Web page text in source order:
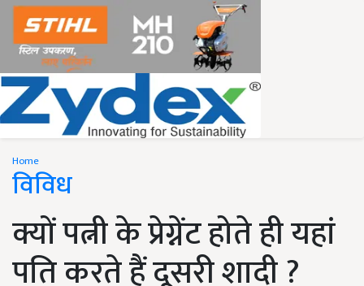
Home
विविध
क्यों पत्नी के प्रेग्नेंट होते ही यहां
पति करते हैं दूसरी शादी ?